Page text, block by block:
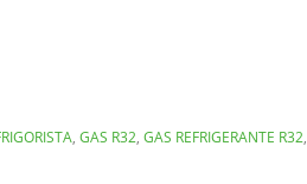
, GAS R32, GAS REFRIGERANTE R32,